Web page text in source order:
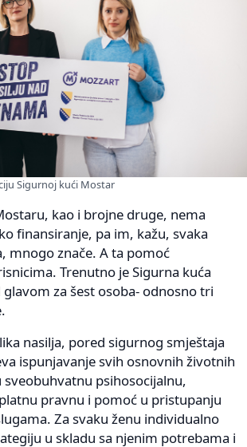
Sigurnoj kući Mostar
kao i brojne druge, nema
finansiranje, pa im, kažu, svaka
mnogo znače. A ta pomoć
Trenutno je Sigurna kuća
za šest osoba- odnosno tri
nasilja, pored sigurnog smještaja
ispunjavanje svih osnovnih životnih
psihosocijalnu,
pravnu i pomoć u pristupanju
Za svaku ženu individualno
u skladu sa njenim potrebama i